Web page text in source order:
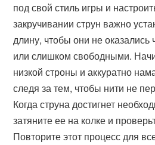
под свой стиль игры и
закручивании струн важно
длину, чтобы они не оказались
или слишком свободными.
низкой строны и аккуратно
следя за тем, чтобы нити не
Когда струна достигнет
затяните ее на колке и
Повторите этот процесс для